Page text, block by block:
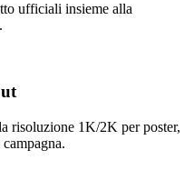
ufficiali insieme alla
risoluzione 1K/2K per poster,